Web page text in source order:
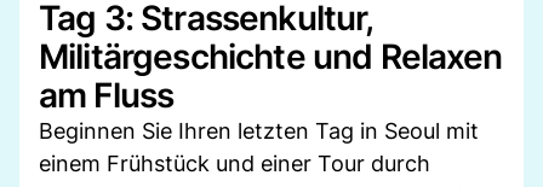
Tag 3: Strassenkultur,
Militärgeschichte und Relaxen
am Fluss
Beginnen Sie Ihren letzten Tag in Seoul mit
einem Frühstück und einer Tour durch